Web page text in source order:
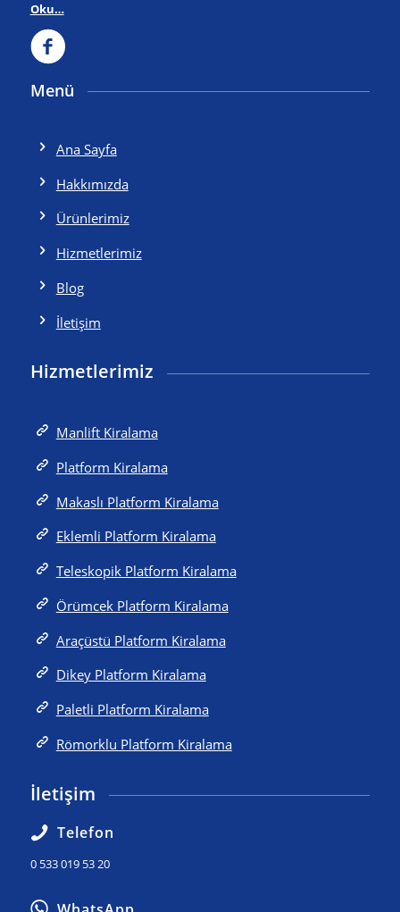
Oku…
Menü
Ana Sayfa
Hakkımızda
Ürünlerimiz
Hizmetlerimiz
Blog
İletişim
Hizmetlerimiz
Manlift Kiralama
Platform Kiralama
Makaslı Platform Kiralama
Eklemli Platform Kiralama
Teleskopik Platform Kiralama
Örümcek Platform Kiralama
Araçüstü Platform Kiralama
Dikey Platform Kiralama
Paletli Platform Kiralama
Römorklu Platform Kiralama
İletişim
Telefon
0 533 019 53 20